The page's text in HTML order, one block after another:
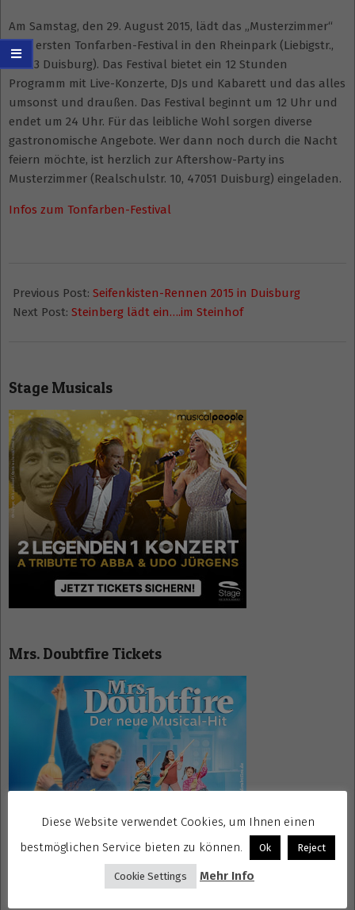
Am Samstag, den 29. August 2015, lädt das „Musterzimmer“
zum ersten Tonfarben-Festival in den Rheinpark (Liebigstr.,
47053 Duisburg). Das Festival bietet ein 12 Stunden
Programm mit Live-Konzerte, DJs und Kabarett und das alles
umsonst und draußen. Das Festival beginnt um 12 Uhr und
endet um 24 Uhr. Für das leibliche Wohl sorgen diverse
gastronomische Angebote. Wer dann noch durch die Nacht
feiern möchte, ist herzlich zur Aftershow-Party ins
Musterzimmer (Realschulstr. 10, 47051 Duisburg) eingeladen.
Infos zum Tonfarben-Festival
01-
30
Previous Post: Seifenkisten-Rennen 2015 in Duisburg
Next Post: Steinberg lädt ein….im Steinhof
Stage Musicals
Mrs. Doubtfire Tickets
Diese Website verwendet Cookies, um Ihnen einen
bestmöglichen Service bieten zu können.
Ok Reject
Cookie Settings Mehr Info